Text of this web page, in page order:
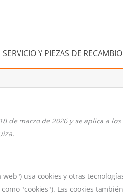
SERVICIO Y PIEZAS DE RECAMBIO
de marzo de 2026 y se aplica a
usa cookies y otras
"cookies"). Las cookies